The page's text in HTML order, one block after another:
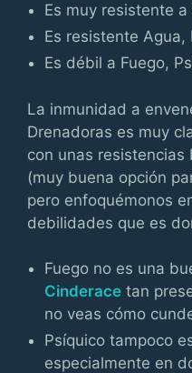
Es muy resistente a
Es resistente
Es débil a Fuego,
La inmunidad a
Drenadoras es muy
con unas
(muy buena opción
pero enfoquémonos
debilidades que es
Fuego no es una
Cinderace tan
no veas cómo
Psíquico tampoco
especialmente en